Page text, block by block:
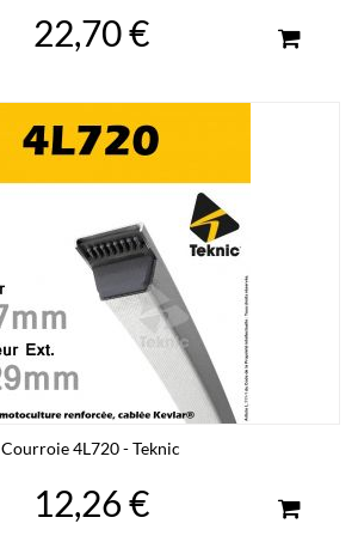
22,70 €
Courroie 4L720 - Teknic
12,26 €